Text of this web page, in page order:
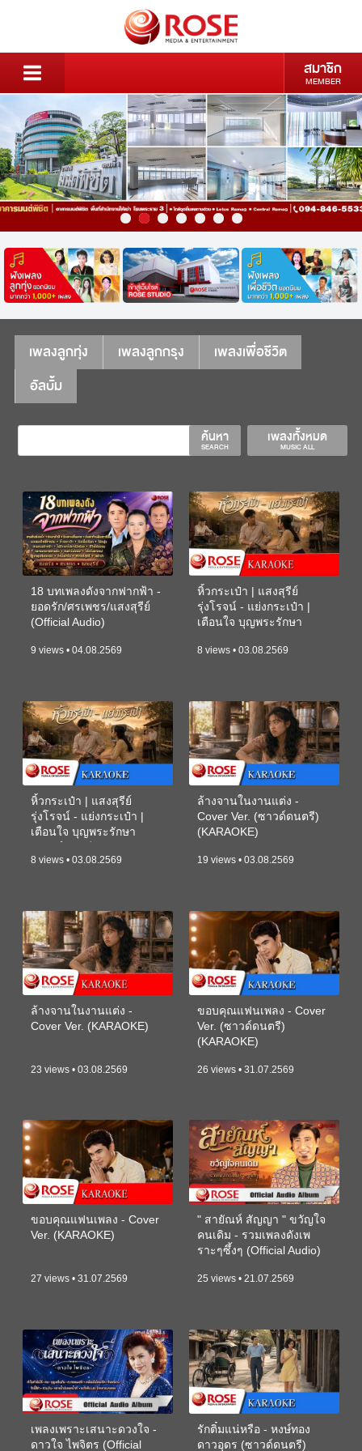
สมาชิก
MEMBER
เพลงลูกทุ่ง เพลงลูกกรุง
เพลงเพื่อชีวิต
อัลบั้ม
เพลงทั้งหมด
MUSIC ALL
ค้นหา
SEARCH
18 บทเพลงดังจากฟากฟ้า -
ยอดรัก/ศรเพชร/แสงสุรีย์
(Official Audio)
9 views • 04.08.2569
หิ้วกระเป๋า | แสงสุรีย์
รุ่งโรจน์ - แย่งกระเป๋า |
เตือนใจ บุญพระรักษา
8 views • 03.08.2569
หิ้วกระเป๋า | แสงสุรีย์
รุ่งโรจน์ - แย่งกระเป๋า |
เตือนใจ บุญพระรักษา
8 views • 03.08.2569
ล้างจานในงานแต่ง -
Cover Ver. (ซาวด์ดนตรี)
(KARAOKE)
19 views • 03.08.2569
ล้างจานในงานแต่ง -
Cover Ver. (KARAOKE)
23 views • 03.08.2569
ขอบคุณแฟนเพลง - Cover
Ver. (ซาวด์ดนตรี)
(KARAOKE)
26 views • 31.07.2569
ขอบคุณแฟนเพลง - Cover
Ver. (KARAOKE)
27 views • 31.07.2569
" สายัณห์ สัญญา " ขวัญใจ
คนเดิม - รวมเพลงดังเพ
ราะๆซึ้งๆ (Official Audio)
25 views • 21.07.2569
เพลงเพราะเสนาะดวงใจ -
ดาวใจ ไพจิตร (Official
รักติ๋มแน่หรือ - หงษ์ทอง
ดาวอุดร (ซาวด์ดนตรี)